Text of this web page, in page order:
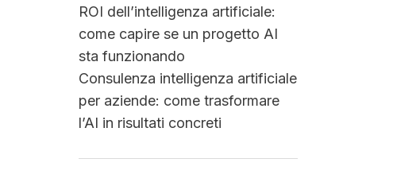
ROI dell’intelligenza artificiale:
come capire se un progetto AI
sta funzionando
Consulenza intelligenza artificiale
per aziende: come trasformare
l’AI in risultati concreti